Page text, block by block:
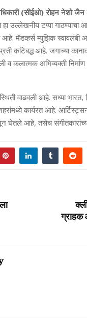
(सीईओ) रोहन नेशो जैन
उल्‍लेखनीय टप्‍पा
म्‍युझिक स्‍वावलंबी
कटिबद्ध आहे. जगाच्‍या
कलात्‍मक अभिव्‍यक्‍ती
वाढवली आहे. सध्‍या भारत,
कार्यरत आहे.
घेतले आहे, तसेच
ग्राहक